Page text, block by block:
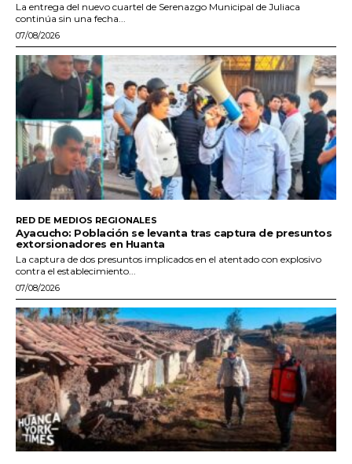
La entrega del nuevo cuartel de Serenazgo Municipal de Juliaca
continúa sin una fecha...
07/08/2026
RED DE MEDIOS REGIONALES
Ayacucho: Población se levanta tras captura de presuntos
extorsionadores en Huanta
La captura de dos presuntos implicados en el atentado con explosivo
contra el establecimiento...
07/08/2026